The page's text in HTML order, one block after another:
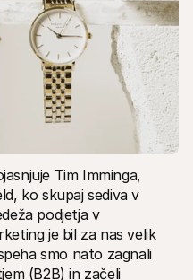
Tim Imminga,
ko skupaj sediva v
podjetja v
je bil za nas velik
smo nato zagnali
(B2B) in začeli